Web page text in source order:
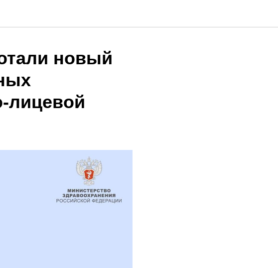
новый
лицевой